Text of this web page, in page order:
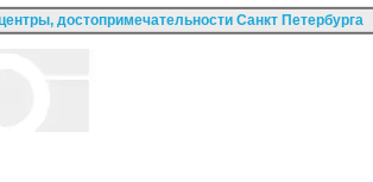
достопримечательности Санкт Петербурга